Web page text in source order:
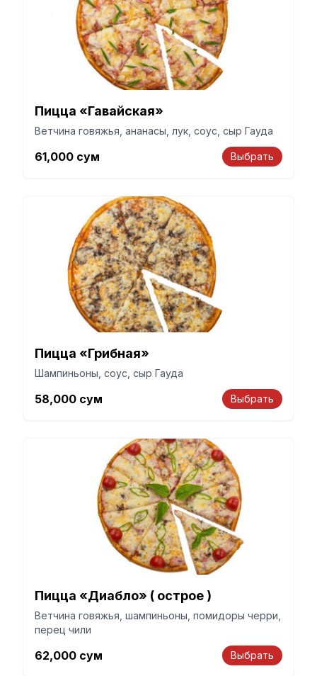
Пицца «Гавайская»
Ветчина говяжья, ананасы, лук, соус, сыр Гауда
61,000 сум Выбрать
Пицца «Грибная»
Шампиньоны, соус, сыр Гауда
58,000 сум Выбрать
Пицца «Диабло» ( острое )
Ветчина говяжья, шампиньоны, помидоры черри,
перец чили
62,000 сум Выбрать